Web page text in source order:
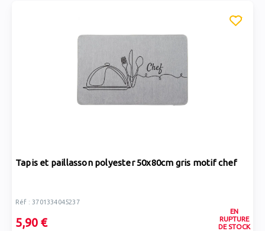
Tapis et paillasson polyester 50x80cm gris motif chef
Réf : 3701334045237
5,90 €
EN
RUPTURE
DE STOCK